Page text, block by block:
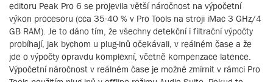
editoru Peak Pro 6 se projevila větší náročnost na výpočetní
výkon procesoru (cca 35-40 % v Pro Tools na stroji iMac 3 GHz/4
GB RAM). Je to dáno tím, že všechny detekční i filtrační výpočty
probíhají, jak bychom u plug-inů očekávali, v reálném čase a že
jde o výpočty opravdu komplexní, včetně kompenzace latence.
Výpočetní náročnost v reálném čase je možné zmírnit v rámci Pro